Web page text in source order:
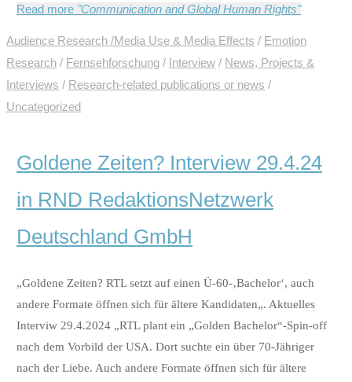
Read more "Communication and Global Human Rights"
Audience Research /Media Use & Media Effects / Emotion
Research / Fernsehforschung / Interview / News, Projects &
Interviews / Research-related publications or news /
Uncategorized
Goldene Zeiten? Interview 29.4.24
in RND RedaktionsNetzwerk
Deutschland GmbH
„Goldene Zeiten? RTL setzt auf einen Ü-60-‚Bachelor‘, auch
andere Formate öffnen sich für ältere Kandidaten„. Aktuelles
Interviw 29.4.2024 „RTL plant ein „Golden Bachelor“-Spin-off
nach dem Vorbild der USA. Dort suchte ein über 70‑Jähriger
nach der Liebe. Auch andere Formate öffnen sich für ältere